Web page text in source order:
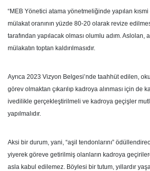
“MEB Yönetici atama yönetmeliğinde yapılan kısmi
mülakat oranının yüzde 80-20 olarak revize
tarafından yapılacak olması olumlu adım. Aslolan,
mülakatın toptan kaldırılmasıdır.
Ayrıca 2023 Vizyon Belgesi’nde taahhüt edilen,
görev olmaktan çıkarılıp kadroya alınması için de
ivedilikle gerçekleştirilmeli ve kadroya geçişler
yapılmalıdır.
Aksi bir durum, yani, “aşil tendonlarını”
yiyerek göreve getirilmiş olanların kadroya
asla kabul edilemez. Böylesi bir tutum, yıllardır